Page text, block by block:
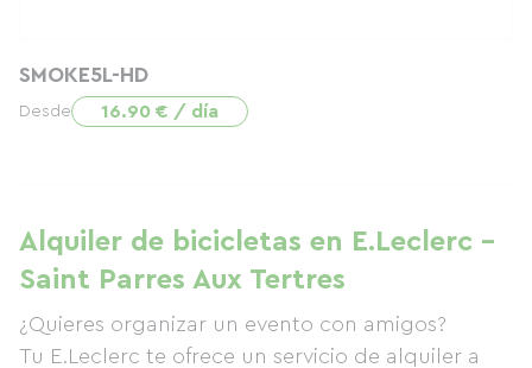
SMOKE5L-HD
Desde 16.90 € / día
Alquiler de bicicletas en E.Leclerc -
Saint Parres Aux Tertres
¿Quieres organizar un evento con amigos?
Tu E.Leclerc te ofrece un servicio de alquiler a